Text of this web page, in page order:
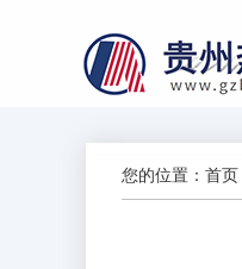
您的位置： 首页